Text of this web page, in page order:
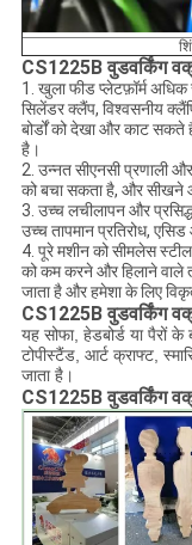
CS1225B वुडवर्किंग
1. खुला फीड प्लेटफ़ॉर्म
सिलेंडर क्लैंप, विश्वसनीय
बोर्डों को देखा और काट
है।
2. उन्नत सीएनसी प्रणाली
को बचा सकता है, और सीखने
3. उच्च लचीलापन और
उच्च तापमान प्रतिरोध,
4. पूरे मशीन को सीमलेस
को कम करने और हिलाने वाले
जाता है और हमेशा के लिए
CS1225B वुडवर्किंग
यह सोफा, हेडबोर्ड या पैरों
टोपीस्टैंड, आर्ट क्राफ्ट,
जाता है।
CS1225B वुडवर्किंग